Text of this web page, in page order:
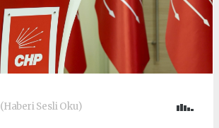
(Haberi Sesli Oku)